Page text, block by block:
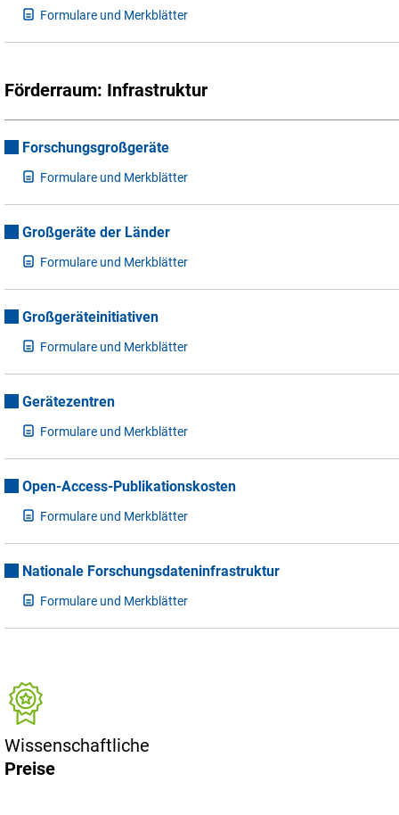
Formulare und Merkblätter
Förderraum: Infrastruktur
Forschungsgroßgeräte
Formulare und Merkblätter
Großgeräte der Länder
Formulare und Merkblätter
Großgeräteinitiativen
Formulare und Merkblätter
Gerätezentren
Formulare und Merkblätter
Open-Access-Publikationskosten
Formulare und Merkblätter
Nationale Forschungsdateninfrastruktur
Formulare und Merkblätter
Wissenschaftliche
Preise